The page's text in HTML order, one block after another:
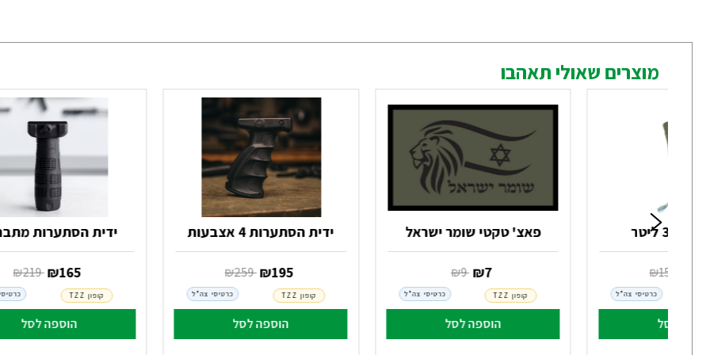
מוצרים שאולי תאהבו
159
לסל
כרטיסי צה"ל
פאצ' טקטי שומר ישראל
‏ ₪
9 ‏ ₪
7
הוספה לסל
כרטיסי צה"ל קופון TZZ
ידית הסתערות 4 אצבעות
‏ ₪
259 195
הוספה לסל
כרטיסי צה"ל קופון TZZ
ידית הסתערות
‏ ₪
219 165
הוספה לסל
קופון TZZ